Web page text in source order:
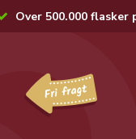
Over 500.000 flasker